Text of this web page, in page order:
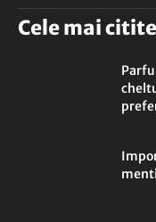
Cele mai citite